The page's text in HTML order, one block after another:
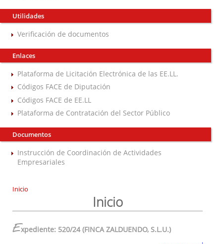
Utilidades
Verificación de documentos
Enlaces
Plataforma de Licitación Electrónica de las EE.LL.
Códigos FACE de Diputación
Códigos FACE de EE.LL
Plataforma de Contratación del Sector Público
Documentos
Instrucción de Coordinación de Actividades
Empresariales
Inicio
Inicio
Expediente: 520/24 (FINCA ZALDUENDO, S.L.U.)